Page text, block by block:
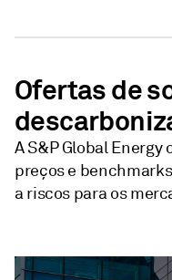
Ofertas de
A S&P Global
preços e
a riscos para os